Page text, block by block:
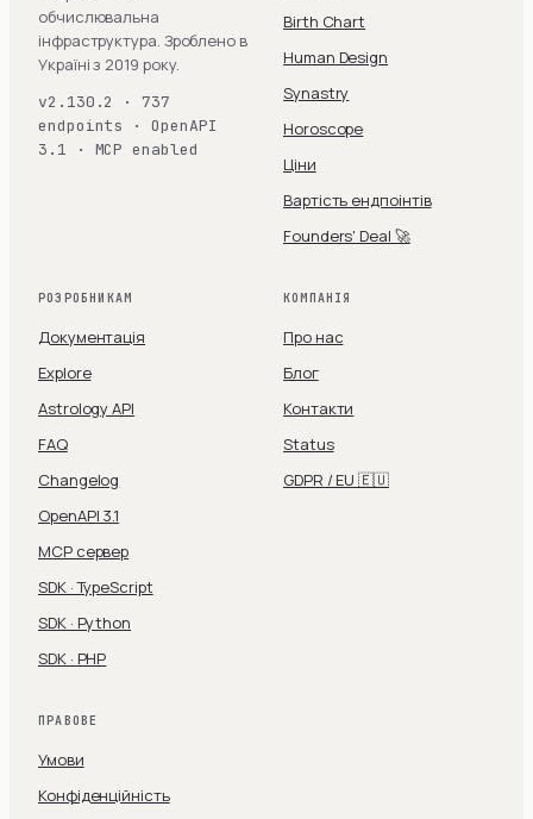
обчислювальна
інфраструктура. Зроблено в
Україні з 2019 року.
v2.130.2 · 737
endpoints · OpenAPI
3.1 · MCP enabled
Birth Chart
Human Design
Synastry
Horoscope
Ціни
Вартість ендпоінтів
Founders' Deal 🚀
РОЗРОБНИКАМ
Документація
Explore
Astrology API
FAQ
Changelog
OpenAPI 3.1
MCP сервер
SDK · TypeScript
SDK · Python
SDK · PHP
КОМПАНІЯ
Про нас
Блог
Контакти
Status
GDPR / EU 🇪🇺
ПРАВОВЕ
Умови
Конфіденційність